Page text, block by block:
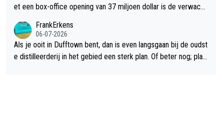
et een box-office opening van 37 miljoen dollar is de verwacht
FrankErkens
06-07-2026
Als je ooit in Dufftown bent, dan is even langsgaan bij de oudst
e distilleerderij in het gebied een sterk plan. Of beter nog; plan